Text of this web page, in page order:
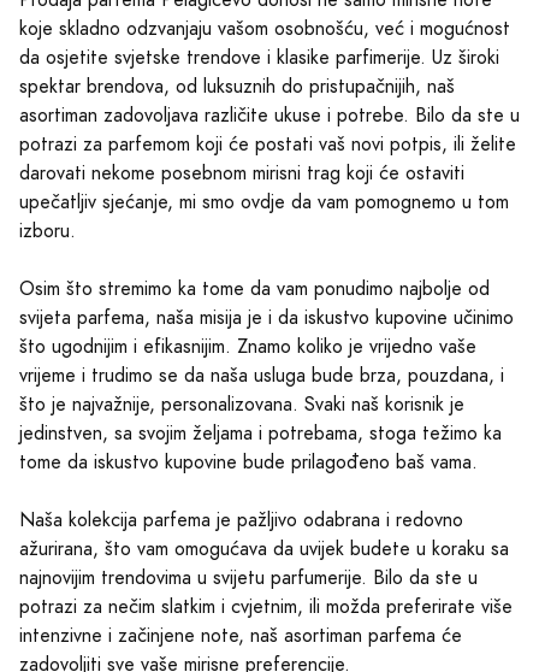
koje skladno odzvanjaju vašom osobnošću, već i mogućnost
da osjetite svjetske trendove i klasike parfimerije. Uz široki
spektar brendova, od luksuznih do pristupačnijih, naš
asortiman zadovoljava različite ukuse i potrebe. Bilo da ste u
potrazi za parfemom koji će postati vaš novi potpis, ili želite
darovati nekome posebnom mirisni trag koji će ostaviti
upečatljiv sjećanje, mi smo ovdje da vam pomognemo u tom
izboru.
Osim što stremimo ka tome da vam ponudimo najbolje od
svijeta parfema, naša misija je i da iskustvo kupovine učinimo
što ugodnijim i efikasnijim. Znamo koliko je vrijedno vaše
vrijeme i trudimo se da naša usluga bude brza, pouzdana, i
što je najvažnije, personalizovana. Svaki naš korisnik je
jedinstven, sa svojim željama i potrebama, stoga težimo ka
tome da iskustvo kupovine bude prilagođeno baš vama.
Naša kolekcija parfema je pažljivo odabrana i redovno
ažurirana, što vam omogućava da uvijek budete u koraku sa
najnovijim trendovima u svijetu parfumerije. Bilo da ste u
potrazi za nečim slatkim i cvjetnim, ili možda preferirate više
intenzivne i začinjene note, naš asortiman parfema će
zadovoljiti sve vaše mirisne preferencije.